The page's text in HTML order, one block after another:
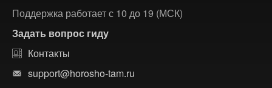
Поддержка работает с 10 до 19 (МСК)
Задать вопрос гиду
Контакты
support@horosho-tam.ru